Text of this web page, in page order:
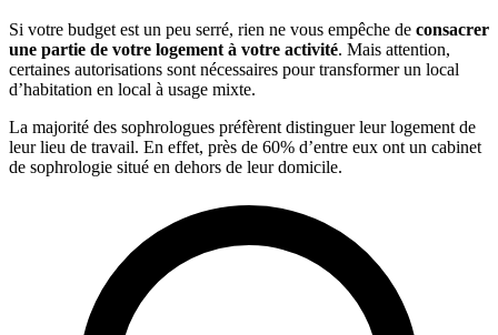
Si votre budget est un peu serré, rien ne vous empêche de consacrer
une partie de votre logement à votre activité. Mais attention,
certaines autorisations sont nécessaires pour transformer un local
d’habitation en local à usage mixte.
La majorité des sophrologues préfèrent distinguer leur logement de
leur lieu de travail. En effet, près de 60% d’entre eux ont un cabinet
de sophrologie situé en dehors de leur domicile.